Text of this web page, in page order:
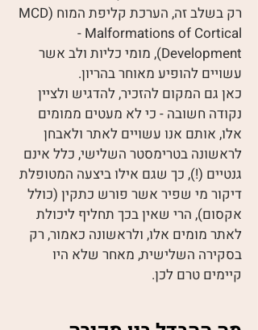
רק בשלב זה, הערכת קליפת המוח (MCD
- Malformations of Cortical
Development), מומי כליות ולב אשר
עשויים להופיע מאוחר בהריון.
כאן גם המקום להזכיר, להדגיש ולציין
נקודה חשובה - כי לא מעטים ממומים
אלו, אותם אנו עשויים לאתר ולאבחן
לראשונה בטרימסטר השלישי, כלל אינם
גנטיים (!), כך שגם אילו ביצעה המטופלת
דיקור מי שפיר אשר פורש כתקין (כולל
אקסום), הרי שאין בכך תחליף ליכולת
לאתר מומים אלו, ולראשונה כאמור, רק
בסקירה השלישית, מאחר שלא היו
קיימים טרם לכן.